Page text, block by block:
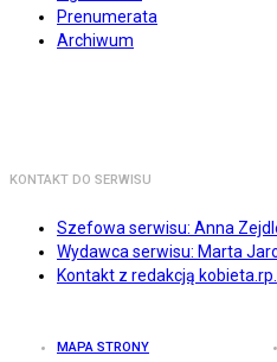
Prenumerata
Archiwum
KONTAKT DO SERWISU
Szefowa serwisu: Anna
Wydawca serwisu: Marta
Kontakt z redakcją
MAPA STRONY